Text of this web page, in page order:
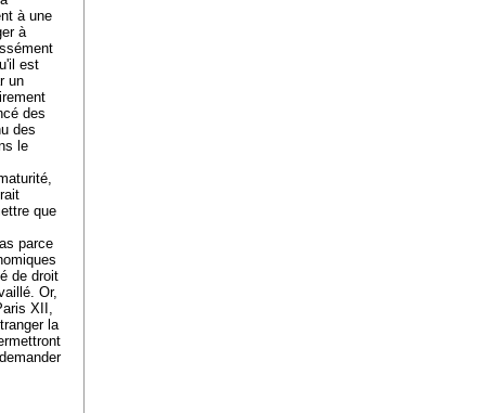
à une
à
est
un
des
des
le
que
parce
de droit
Or,
XII,
la